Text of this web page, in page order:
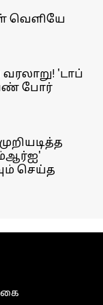
வெளியே
'டாப்
போர்
செய்த